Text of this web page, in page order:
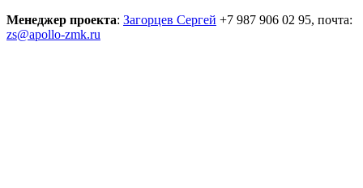
Менеджер проекта: Загорцев Сергей +7 987 906 02 95, почта:
zs@apollo-zmk.ru